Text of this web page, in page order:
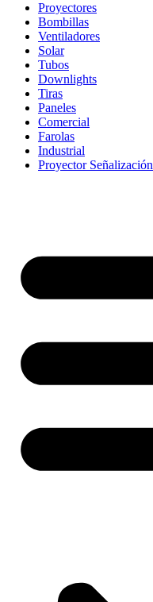
Proyectores
Bombillas
Ventiladores
Solar
Tubos
Downlights
Tiras
Paneles
Comercial
Farolas
Industrial
Proyector Señalización